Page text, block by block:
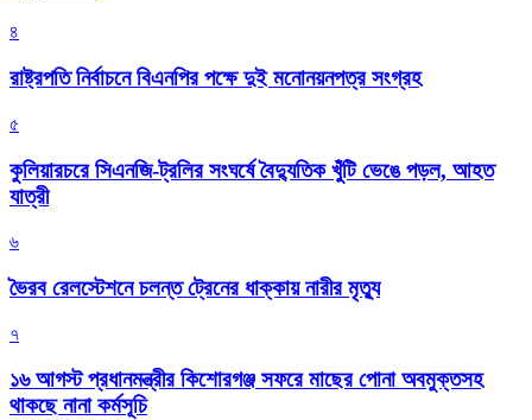
৪
রাষ্ট্রপতি নির্বাচনে বিএনপির পক্ষে দুই মনোনয়নপত্র সংগ্রহ
৫
কুলিয়ারচরে সিএনজি-ট্রলির সংঘর্ষে বৈদ্যুতিক খুঁটি ভেঙে পড়ল, আহত
যাত্রী
৬
ভৈরব রেলস্টেশনে চলন্ত ট্রেনের ধাক্কায় নারীর মৃত্যু
৭
১৬ আগস্ট প্রধানমন্ত্রীর কিশোরগঞ্জ সফরে মাছের পোনা অবমুক্তসহ
থাকছে নানা কর্মসূচি